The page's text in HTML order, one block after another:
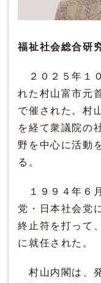
福祉社会総合
２０２５年１
れた村山富市元
で催された。村
を経て衆議院の
野を中心に活動
る。
１９９４年６
党・日本社会党
終止符を打って
に就任された。
村山内閣は、